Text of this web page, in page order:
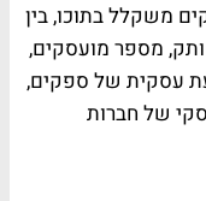
משקלל בתוכו, בין
מספר מועסקים,
עסקית של ספקים,
של חברות